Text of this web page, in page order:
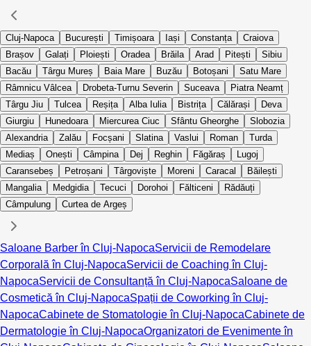
Cluj-Napoca București Timișoara Iași Constanța
Craiova
Brașov
Galați Ploiești Oradea Brăila Arad Pitești
Sibiu
Bacău
Târgu Mureș Baia Mare Buzău Botoșani
Satu Mare
Râmnicu Vâlcea
Drobeta-Turnu Severin Suceava
Piatra Neamț
Târgu Jiu
Tulcea Reșița Alba Iulia Bistrița Călărași
Deva
Giurgiu
Hunedoara Miercurea Ciuc Sfântu Gheorghe
Slobozia
Alexandria
Zalău Focșani Slatina Vaslui Roman
Turda
Mediaș
Onești Câmpina Dej Reghin Făgăraș
Lugoj
Caransebeș
Petroșani Târgoviște Moreni Caracal
Băilești
Mangalia
Medgidia Tecuci Dorohoi Fălticeni
Rădăuți
Câmpulung
Curtea de Argeș
Saloane Barber în Cluj-NapocaServicii de Remodelare
Corporală în Cluj-NapocaServicii de Coaching în Cluj-
NapocaServicii de Consultanță în Cluj-NapocaSaloane de
Cosmetică în Cluj-NapocaSpații de Coworking în Cluj-
NapocaCabinete de Stomatologie în Cluj-NapocaCabinete de
Dermatologie în Cluj-NapocaOrganizatori de Evenimente în